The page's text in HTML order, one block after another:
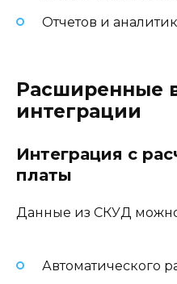
Отчетов и
Расширенные
интеграции
Интеграция с
платы
Данные из СКУД можно
Автоматического